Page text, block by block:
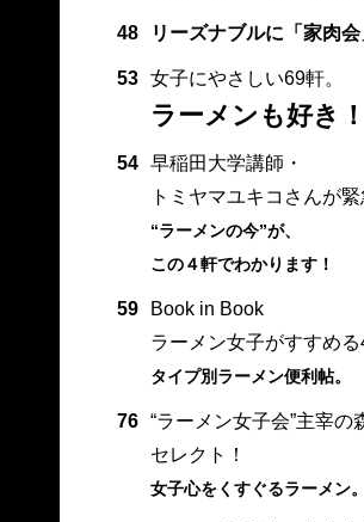
48 リーズナブルに「家肉会
53 女子にやさしい69軒。
ラーメンも好き！
54
早稲田大学講師・
トミヤマユキコさんが緊
“ラーメンの今”が、
この４軒でわかります！
59
Book in Book
ラーメン女子がすすめる
タイプ別ラーメン便利帖。
76
“ラーメン女子会”主宰
セレクト！
女子心をくすぐるラーメン。